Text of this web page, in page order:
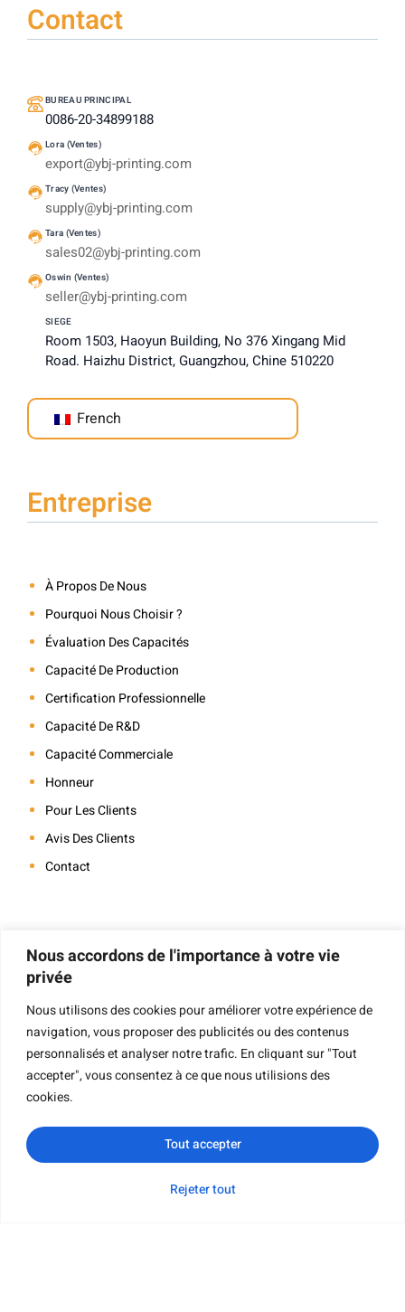
Nous accordons de l'importance à votre vie
privée
Nous utilisons des cookies pour améliorer votre expérience de
navigation, vous proposer des publicités ou des contenus
personnalisés et analyser notre trafic. En cliquant sur "Tout
accepter", vous consentez à ce que nous utilisions des
cookies.
Rejeter tout
Tout accepter
Contact
BUREAU PRINCIPAL
0086-20-34899188
Lora (Ventes)
export@ybj-printing.com
Tracy (Ventes)
supply@ybj-printing.com
Tara (Ventes)
sales02@ybj-printing.com
Oswin (Ventes)
seller@ybj-printing.com
SIEGE
Room 1503, Haoyun Building, No 376 Xingang Mid
Road. Haizhu District, Guangzhou, Chine 510220
French
Entreprise
À Propos De Nous
Pourquoi Nous Choisir ?
Évaluation Des Capacités
Capacité De Production
Certification Professionnelle
Capacité De R&D
Capacité Commerciale
Honneur
Pour Les Clients
Avis Des Clients
Contact
Navigation
Impression De Livres
Impression De Livres À Couverture Rigide
Impression De Livres Pour Enfants
Impression De Livres Cartonnés
Demande de